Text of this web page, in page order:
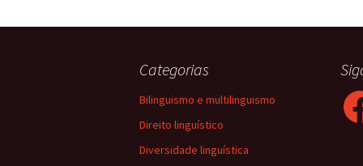
Categorias
Bilinguismo e multilinguismo
Direito linguístico
Diversidade linguística